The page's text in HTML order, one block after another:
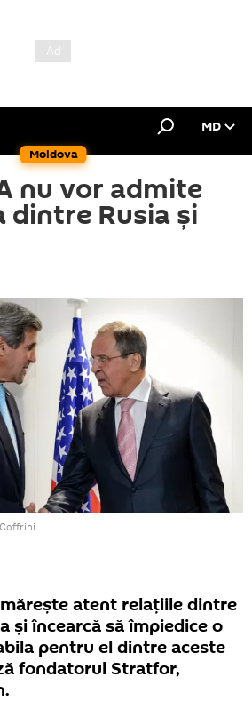
Moldova
MD
nu vor admite
dintre Rusia și
atent relațiile dintre
și încearcă să împiedice o
pentru el dintre aceste
fondatorul Stratfor,